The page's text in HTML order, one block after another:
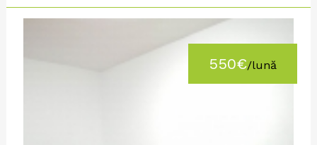
550€/lună